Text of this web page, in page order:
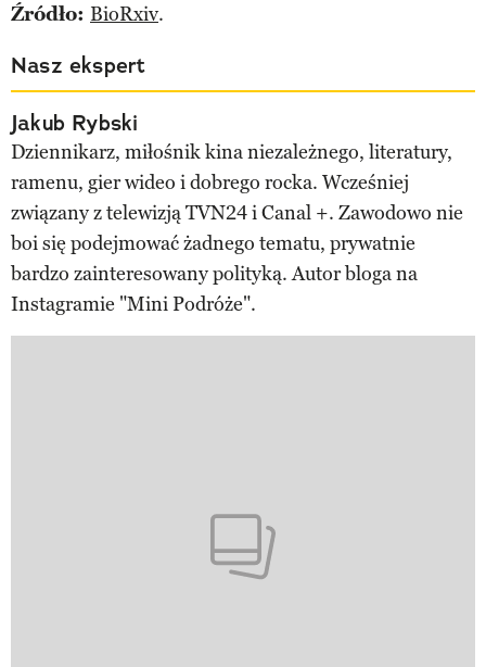
Źródło: BioRxiv.
Nasz ekspert
Jakub Rybski
Dziennikarz, miłośnik kina niezależnego, literatury,
ramenu, gier wideo i dobrego rocka. Wcześniej
związany z telewizją TVN24 i Canal +. Zawodowo nie
boi się podejmować żadnego tematu, prywatnie
bardzo zainteresowany polityką. Autor bloga na
Instagramie "Mini Podróże".